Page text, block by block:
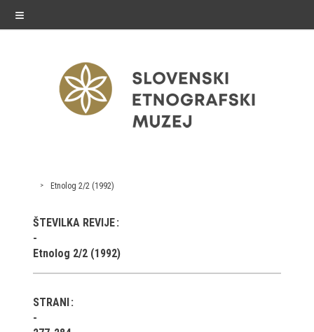
≡
razstave
Stalne razstave
Občasne razstave
Gostovanja
E-razstave
Etnolog 2/2 (1992)
ŠTEVILKA REVIJE
Etnolog 2/2 (1992)
STRANI